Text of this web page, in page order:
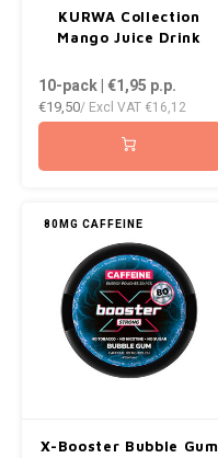
KURWA Collection
Mango Juice Drink
10-pack | €1,95 p.p.
€19,50/ Excl VAT €16,12
80MG CAFFEINE
X-Booster Bubble Gum